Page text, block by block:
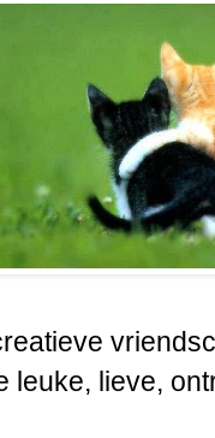
leuke, lieve,